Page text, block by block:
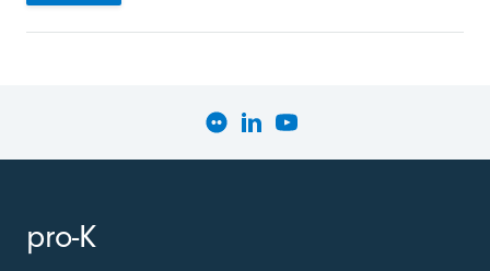
pro-K